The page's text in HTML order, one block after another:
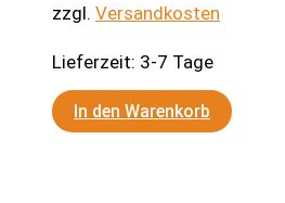
zzgl. Versandkosten
Lieferzeit: 3-7 Tage
In den Warenkorb